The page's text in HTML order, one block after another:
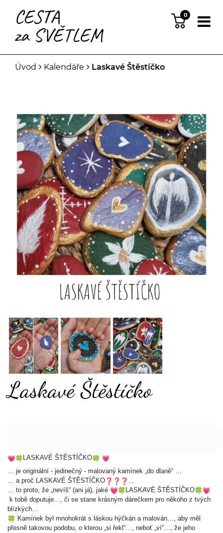
0
Úvod Kalendáře Laskavé Štěstíčko
Laskavé Štěstíčko
LASKAVÉ ŠTĚSTÍČKO
… je originální - jedinečný - malovaný kamínek „do dlaně“ …
… a proč LASKAVÉ ŠTĚSTÍČKO
️...
… to proto, že „nevíš“ (ani já), jaké
LASKAVÉ ŠTĚSTÍČKO
k tobě doputuje…, či se stane krásným dárečkem pro někoho z tvých
blízkých…
Kamínek byl mnohokrát s láskou hýčkán a malován…, aby měl
přesně takovou podobu, o kterou „si řekl“…, neboť „ví“…, že jeho